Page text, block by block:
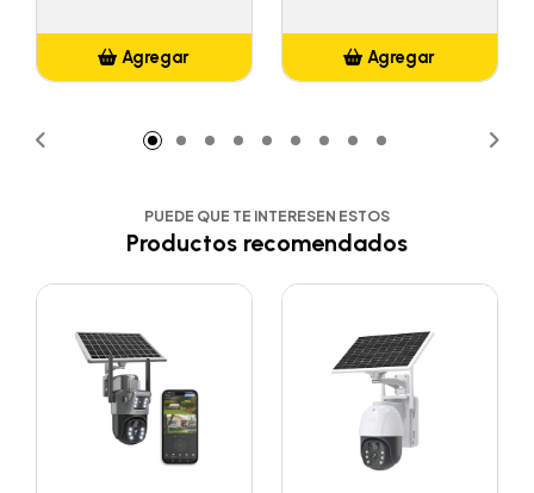
Agregar Agregar
PUEDE QUE TE INTERESEN ESTOS
Productos recomendados